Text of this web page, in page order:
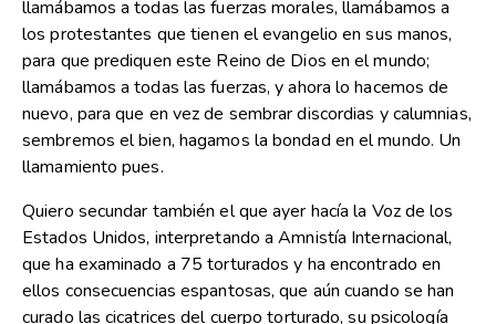
llamábamos a todas las fuerzas morales, llamábamos a
los protestantes que tienen el evangelio en sus manos,
para que prediquen este Reino de Dios en el mundo;
llamábamos a todas las fuerzas, y ahora lo hacemos de
nuevo, para que en vez de sembrar discordias y calumnias,
sembremos el bien, hagamos la bondad en el mundo. Un
llamamiento pues.
Quiero secundar también el que ayer hacía la Voz de los
Estados Unidos, interpretando a Amnistía Internacional,
que ha examinado a 75 torturados y ha encontrado en
ellos consecuencias espantosas, que aún cuando se han
curado las cicatrices del cuerpo torturado, su psicología